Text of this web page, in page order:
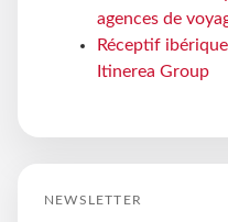
agences de
Réceptif
Itinerea Group
NEWSLETTER